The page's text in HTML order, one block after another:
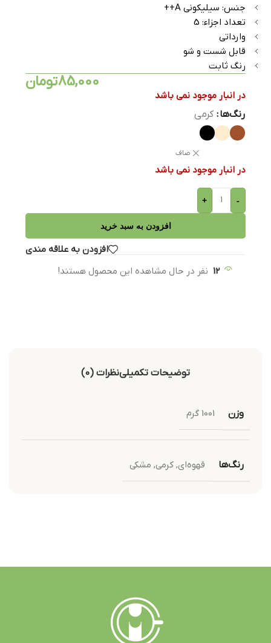
جنس: سیلیکونی A++
تعداد اجزاء: 5
وارداتی
قابل شست و شو
رنگ ثابت
85,000تومان
در انبار موجود نمی باشد
رنگ‌ها کرمی
صاف
در انبار موجود نمی باشد
-
+
افزودن به سبد خرید
افزودن به علاقه مندی
12 نفر در حال مشاهده این محصول هستند!
توضیحات تکمیلینظرات (0)
وزن 1001 گرم
رنگ‌ها قهوه‌ای,کرمی, مشکی